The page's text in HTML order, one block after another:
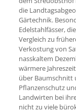
die
Gärtechnik.
Edelstahlfässer,
Vergleich zu
Verkostung von
nasskaltem
wärmere
über Baumschnitt
Pflanzenschutz
Landwirten bei
nicht zu viele